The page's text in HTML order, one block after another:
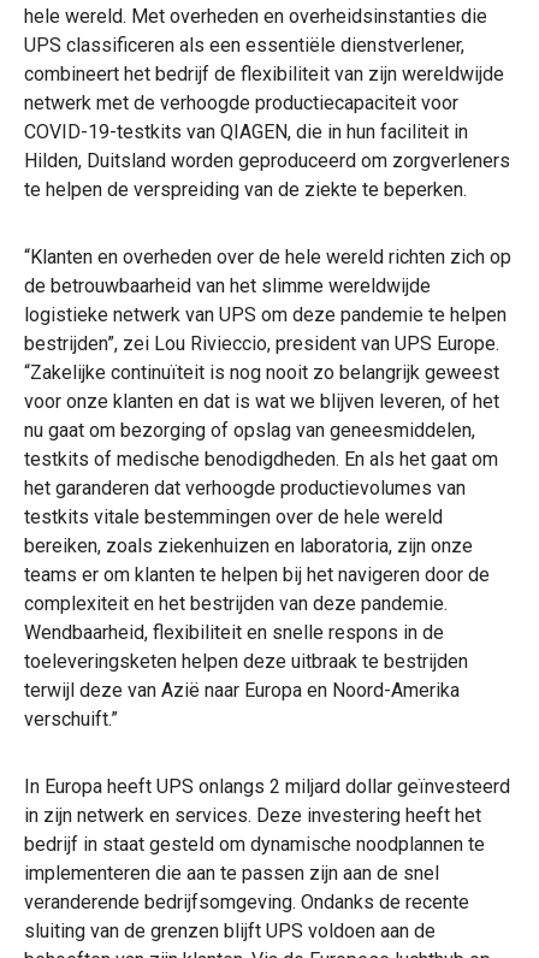
hele wereld. Met overheden en overheidsinstanties die
UPS classificeren als een essentiële dienstverlener,
combineert het bedrijf de flexibiliteit van zijn wereldwijde
netwerk met de verhoogde productiecapaciteit voor
COVID-19-testkits van QIAGEN, die in hun faciliteit in
Hilden, Duitsland worden geproduceerd om zorgverleners
te helpen de verspreiding van de ziekte te beperken.
“Klanten en overheden over de hele wereld richten zich op
de betrouwbaarheid van het slimme wereldwijde
logistieke netwerk van UPS om deze pandemie te helpen
bestrijden”, zei Lou Rivieccio, president van UPS Europe.
“Zakelijke continuïteit is nog nooit zo belangrijk geweest
voor onze klanten en dat is wat we blijven leveren, of het
nu gaat om bezorging of opslag van geneesmiddelen,
testkits of medische benodigdheden. En als het gaat om
het garanderen dat verhoogde productievolumes van
testkits vitale bestemmingen over de hele wereld
bereiken, zoals ziekenhuizen en laboratoria, zijn onze
teams er om klanten te helpen bij het navigeren door de
complexiteit en het bestrijden van deze pandemie.
Wendbaarheid, flexibiliteit en snelle respons in de
toeleveringsketen helpen deze uitbraak te bestrijden
terwijl deze van Azië naar Europa en Noord-Amerika
verschuift.”
In Europa heeft UPS onlangs 2 miljard dollar geïnvesteerd
in zijn netwerk en services. Deze investering heeft het
bedrijf in staat gesteld om dynamische noodplannen te
implementeren die aan te passen zijn aan de snel
veranderende bedrijfsomgeving. Ondanks de recente
sluiting van de grenzen blijft UPS voldoen aan de